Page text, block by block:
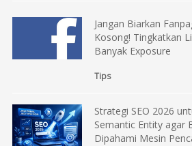
Jangan Biarkan
Kosong! Tingkatkan
Banyak Exposure
Tips
Strategi SEO 2026
Semantic Entity agar
Dipahami Mesin